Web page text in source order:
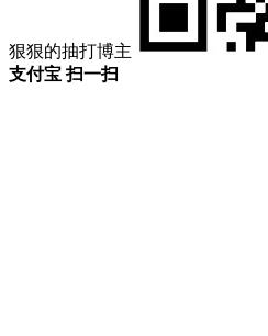
狠狠的抽打博主
支付宝 扫一扫